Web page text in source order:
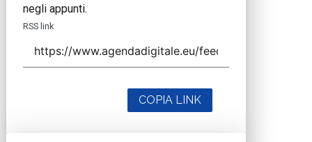
negli appunti.
RSS link
COPIA LINK